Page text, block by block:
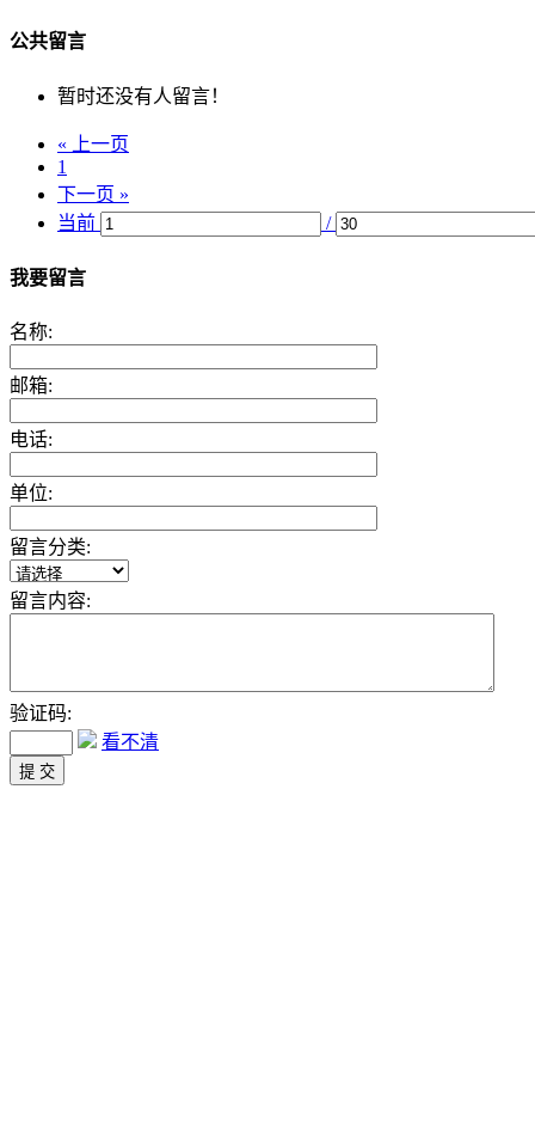
公共留言
暂时还没有人留言！
« 上一页
1
下一页 »
当前
/
我要留言
名称:
邮箱:
电话:
单位:
留言分类:
留言内容:
验证码:
看不清